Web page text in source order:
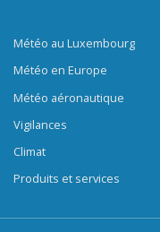
Météo au Luxembourg
Météo en Europe
Météo aéronautique
Vigilances
Climat
Produits et services